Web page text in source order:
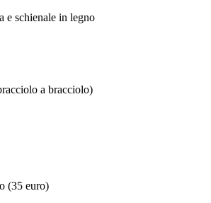
e schienale in legno
a bracciolo)
(35 euro)